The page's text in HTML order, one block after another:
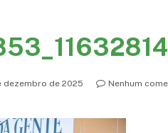
dezembro de 2025 Nenhum